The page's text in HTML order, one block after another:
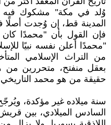
وُلد في مكة" مشكوك فيه
المدينة قط، إن وُجدت
فإن القول بأن "محمدًا كان
"محمدًا أعلن نفسه نبيًا
من التراث الإسلامي
بعقل منفتح، متحررين من
حقيقة من هو محمد التاريخي
سنة ميلاده غير مؤكدة،
السادس الميلادي، بين